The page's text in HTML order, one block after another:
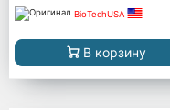
BioTechUSA
В корзину